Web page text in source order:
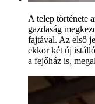
A telep története
gazdaság
fajtával. Az első
ekkor két új
a fejőház is,